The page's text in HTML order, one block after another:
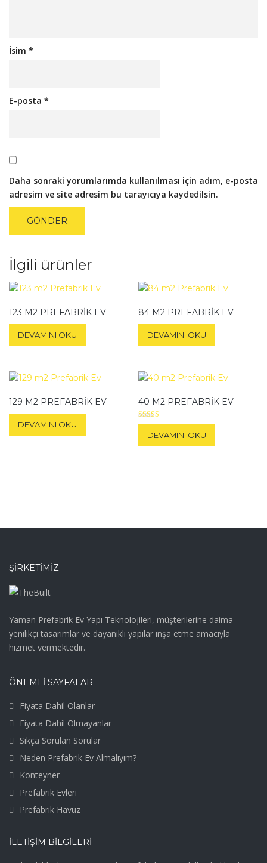
İsim *
E-posta *
Daha sonraki yorumlarımda kullanılması için adım, e-posta
adresim ve site adresim bu tarayıcıya kaydedilsin.
İlgili ürünler
123 M2 PREFABRIK EV
DEVAMINI OKU
84 M2 PREFABRIK EV
DEVAMINI OKU
129 M2 PREFABRIK EV
DEVAMINI OKU
40 M2 PREFABRIK EV
5 üzerinden
4.67
oy aldı
DEVAMINI OKU
ŞIRKETIMIZ
Yaman Prefabrik Ev Yapı Teknolojileri, müşterilerine daima
yenilikçi tasarımlar ve dayanıklı yapılar inşa etme amacıyla
hizmet vermektedir.
ÖNEMLİ SAYFALAR
Fiyata Dahil Olanlar
Fiyata Dahil Olmayanlar
Sıkça Sorulan Sorular
Neden Prefabrik Ev Almalıyım?
Konteyner
Prefabrik Evleri
Prefabrik Havuz
İLETIŞIM BILGILERI